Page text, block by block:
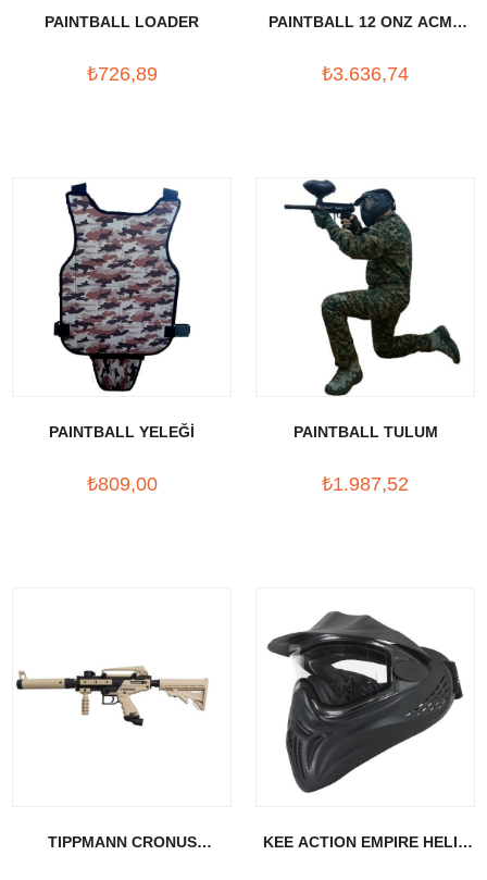
PAINTBALL LOADER
₺726,89
PAINTBALL 12 ONZ ACMA
₺3.636,74
PAINTBALL YELEĞİ
₺809,00
PAINTBALL TULUM
₺1.987,52
TIPPMANN CRONUS
KEE ACTION EMPIRE HELIX